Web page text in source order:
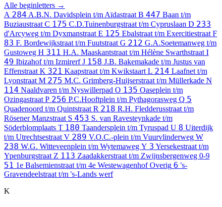
Alle beginletters →
A 284 A.B.N. Davidsplein t/m Aïdastraat B 447 Baan t/m
Buziaustraat C 175 C.D.Tuinenburgstraat t/m Cypruslaan D 233
d'Arcyweg t/m Dyxmanstraat E 125 Ebalstraat t/m Exercitiestraat F
83 F. Bordewijkstraat t/m Fuutstraat G 212 G.A.Soetemanweg t/m
Gustoweg H 311 H.A. Maaskantstraat t/m Hélène Swarthstraat I
49 Ibizahof t/m IzmirerfJ 158 J.B. Bakemakade t/m Justus van
Effenstraat K 321 Kaapstraat t/m Kwikstaart L 214 Laafnet t/m
Lyonstraat M 275 M.C. Grimberg-Huijserstraat t/m Müllerkade N
114 Naaldvaren t/m Nyswillerpad O 135 Oaseplein t/m
Ozingastraat P 256 P.C.Hooftplein t/m Pythagorasweg Q 5
Quadenoord t/m Quintstraat R 218 R.H. Fledderusstraat t/m
Rösener Manzstraat S 453 S. van Ravesteynkade t/m
Söderblomplaats T 180 Taandersplein t/m Tyruspad U 8 Uiterdijk
t/m Utrechtsestraat V 289 V.O.C.-plein t/m Vuurvlinderweg W
238 W.G. Witteveenplein t/m Wytemaweg Y 3 Yersekestraat t/m
Ypenburgstraat Z 113 Zaadakkerstraat t/m Zwijnsbergenweg 0-9
51 1e Balsemienstraat t/m 4e WestewagenhofOverig 6 's-
Gravendeelstraat t/m 's-Lands werf
K